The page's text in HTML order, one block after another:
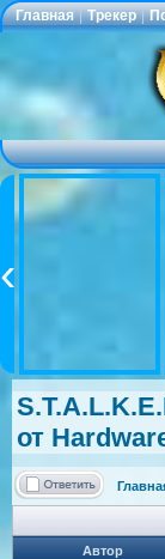
Главная | Трекер |
S.T.A.L.K.E.
от
Автор